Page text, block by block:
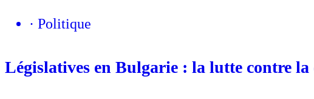
· Politique
Législatives en Bulgarie : la lutte contre